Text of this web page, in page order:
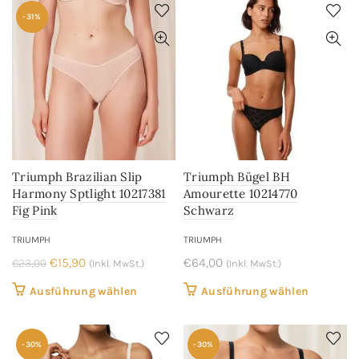
mehrere
Varianten
auf.
Die
Optionen
können
auf
der
Produktseite
gewählt
mehrere
-31%
Triumph Brazilian Slip
Harmony Sptlight 10217381
Fig Pink
TRIUMPH
€23,00 Ursprünglicher
€23,00
€15,90Aktueller
ist:
€15,90.
(Inkl. MwSt.)
Ausführung wählen
weist
mehrere
Triumph Bügel BH
Amourette 10214770
Schwarz
TRIUMPH
€64,00 (Inkl. MwSt.)
Ausführung wählen
weist
mehrere
-30% -30%